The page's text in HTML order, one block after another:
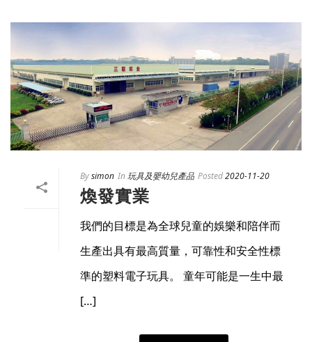
Bysimon In玩具及嬰幼兒產品 Posted2020-11-20
煥發實業
我們的目標是為全球兒童的娛樂和陪伴而
生產出具有最高質量，可靠性和安全性標
準的塑料電子玩具。 童年可能是一生中最
[…]